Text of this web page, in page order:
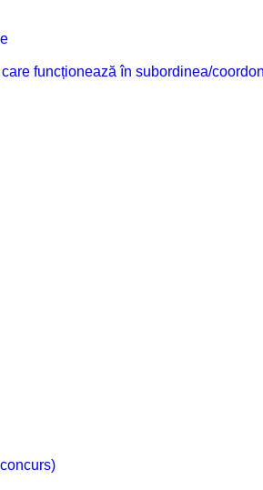
funcționează în subordinea/